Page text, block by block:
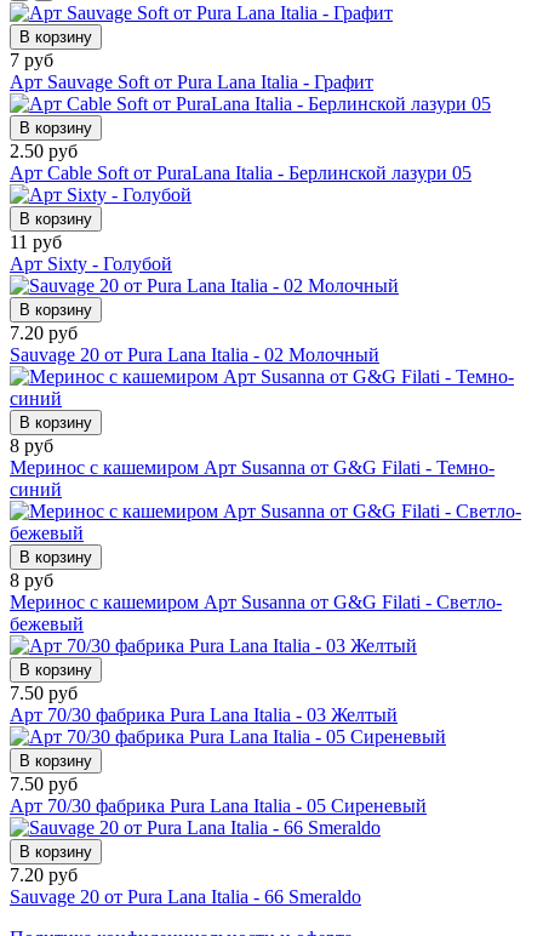
В корзину
7 руб
Арт Sauvage Soft от Pura Lana Italia - Графит
В корзину
2.50 руб
Арт Cable Soft от PuraLana Italia - Берлинской лазури 05
В корзину
11 руб
Арт Sixty - Голубой
В корзину
7.20 руб
Sauvage 20 от Pura Lana Italia - 02 Молочный
В корзину
8 руб
Меринос с кашемиром Арт Susanna от G&G Filati - Темно-
синий
В корзину
8 руб
Меринос с кашемиром Арт Susanna от G&G Filati - Светло-
бежевый
В корзину
7.50 руб
Арт 70/30 фабрика Pura Lana Italia - 03 Желтый
В корзину
7.50 руб
Арт 70/30 фабрика Pura Lana Italia - 05 Сиреневый
В корзину
7.20 руб
Sauvage 20 от Pura Lana Italia - 66 Smeraldo